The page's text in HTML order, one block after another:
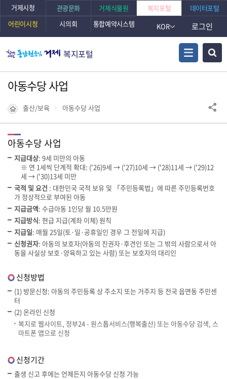
거제시청 관광문화 거제식물원 복지포털
데이터포털
어린이시청
시의회 통합예약시스템 KOR 로그인
복지포털
아동수당 사업
출산/보육 아동수당 사업
아동수당 사업
지급대상: 9세 미만의 아동
※ 연 1세씩 단계적 확대: ('26)9세 → ('27)10세 → ('28)11세 → ('29)12
세 → ('30)13세 미만
국적 및 요건 : 대한민국 국적 보유 및 「주민등록법」에 따른 주민등록번호
가 정상적으로 부여된 아동
지급금액: 수급아동 1인당 월 10.5만원
지급방식: 현급 지급(계좌 이체) 원칙
지급일: 매월 25일(토·일·공휴일인 경우 그 전일에 지급)
신청권자: 아동의 보호자(아동의 친권자·후견인 또는 그 밖의 사람으로서 아
동을 사실상 보호·양육하고 있는 사람) 또는 보호자의 대리인
신청방법
(1) 방문신청: 아동의 주민등록 상 주소지 또는 거주지 등 전국 읍면동 주민센
터
(2) 온라인 신청
복지로 웹사이트, 정부24 - 원스톱서비스(행복출산) 또는 아동수당 검색, 스
마트폰 앱으로 신청
신청기간
출생 신고 후에는 언제든지 아동수당 신청 가능